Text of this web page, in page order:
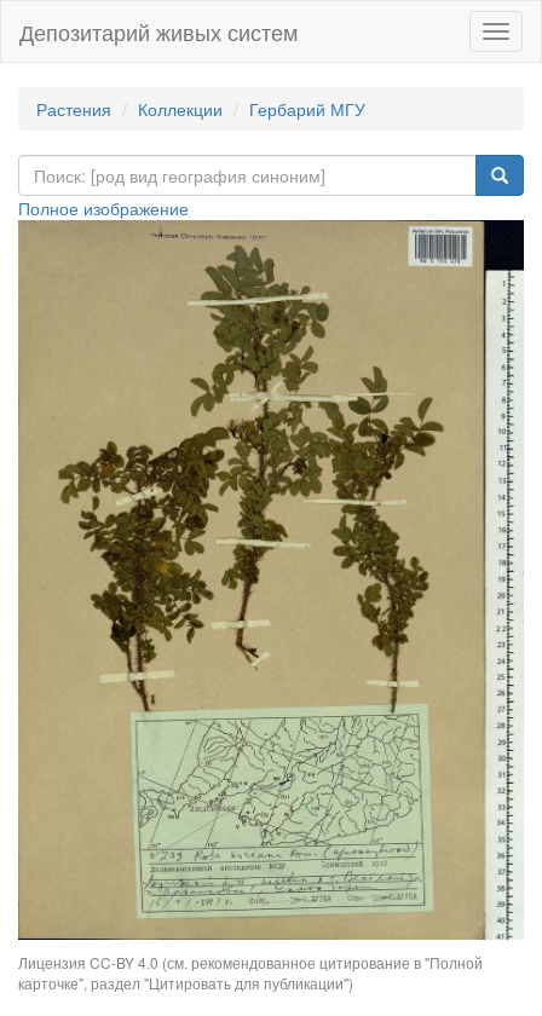
Депозитарий живых систем
Растения Коллекции Гербарий МГУ
Полное изображение
Лицензия CC-BY 4.0 (см. рекомендованное цитирование в "Полной
карточке", раздел "Цитировать для публикации")